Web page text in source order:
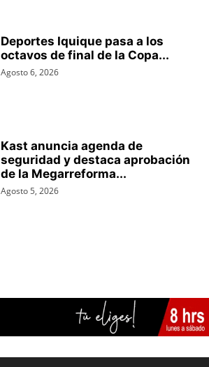
Deportes Iquique pasa a los
octavos de final de la Copa...
Agosto 6, 2026
Kast anuncia agenda de
seguridad y destaca aprobación
de la Megarreforma...
Agosto 5, 2026